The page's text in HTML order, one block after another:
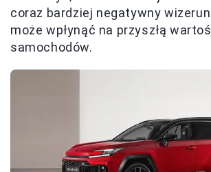
coraz bardziej negatywny
może wpłynąć na przyszłą
samochodów.